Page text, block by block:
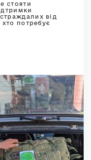
стояти
від
потребує